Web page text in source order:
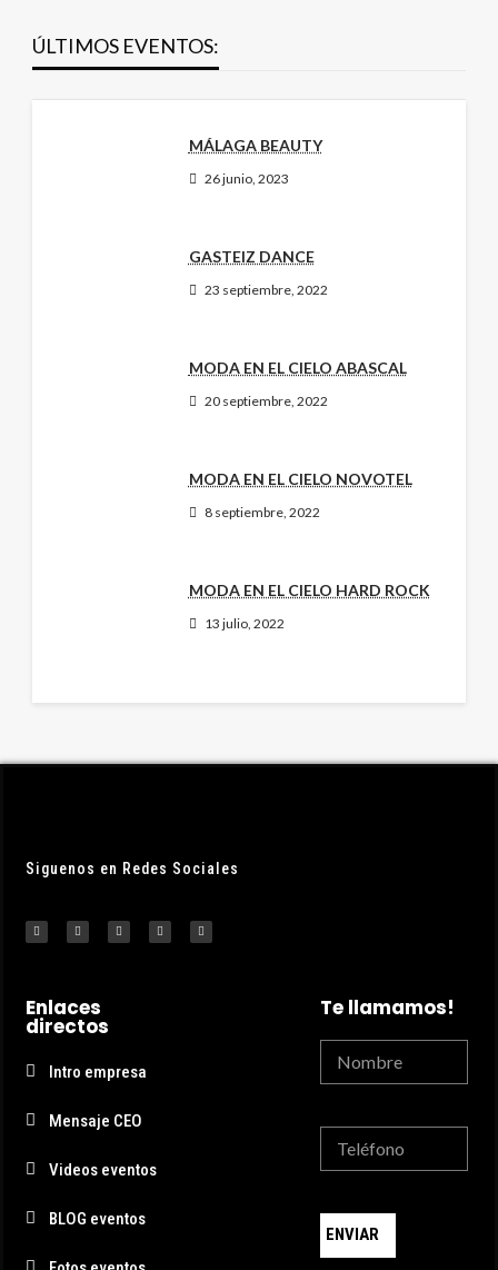
ÚLTIMOS EVENTOS:
MÁLAGA BEAUTY
26 junio, 2023
GASTEIZ DANCE
23 septiembre, 2022
MODA EN EL CIELO ABASCAL
20 septiembre, 2022
MODA EN EL CIELO NOVOTEL
8 septiembre, 2022
MODA EN EL CIELO HARD ROCK
13 julio, 2022
Siguenos en Redes Sociales
Enlaces
directos
Intro empresa
Mensaje CEO
Videos eventos
BLOG eventos
Te llamamos!
ENVIAR